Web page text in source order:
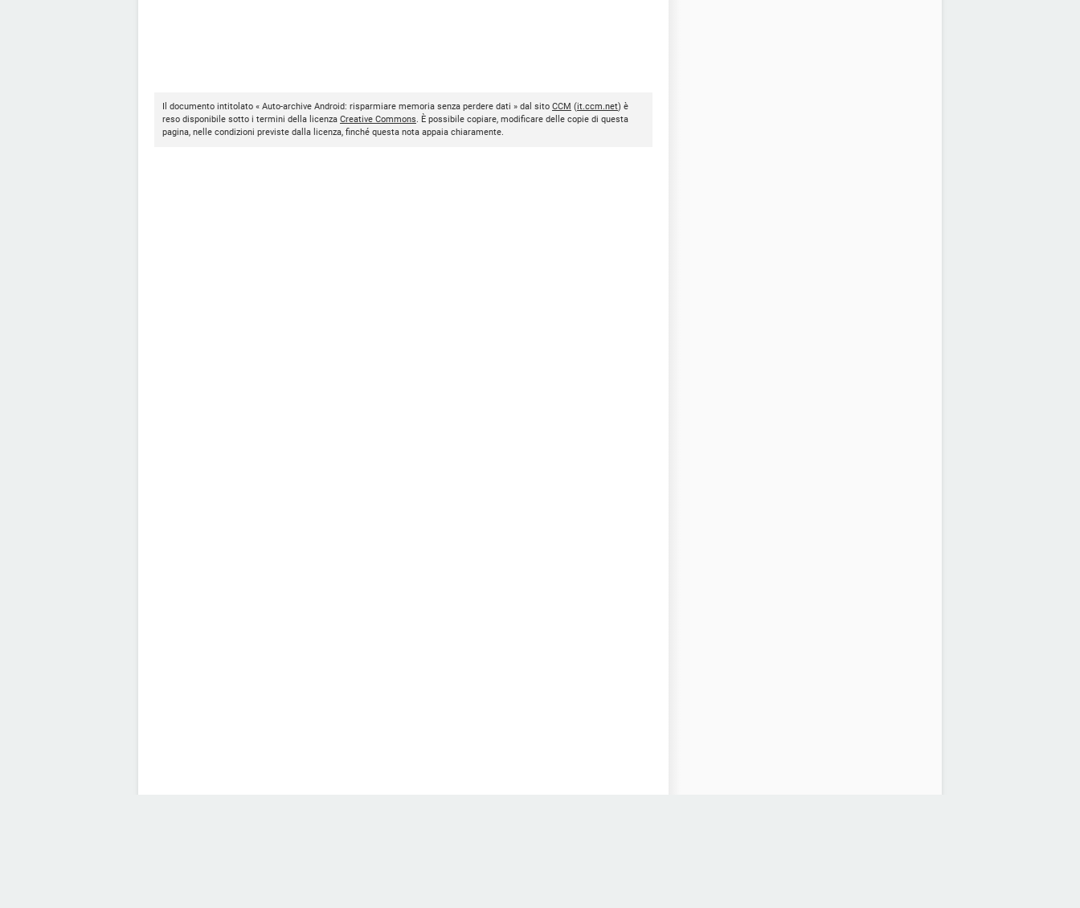
Il documento intitolato « Auto-archive Android: risparmiare memoria senza perdere dati » dal sito CCM (it.ccm.net) è
reso disponibile sotto i termini della licenza Creative Commons. È possibile copiare, modificare delle copie di questa
pagina, nelle condizioni previste dalla licenza, finché questa nota appaia chiaramente.